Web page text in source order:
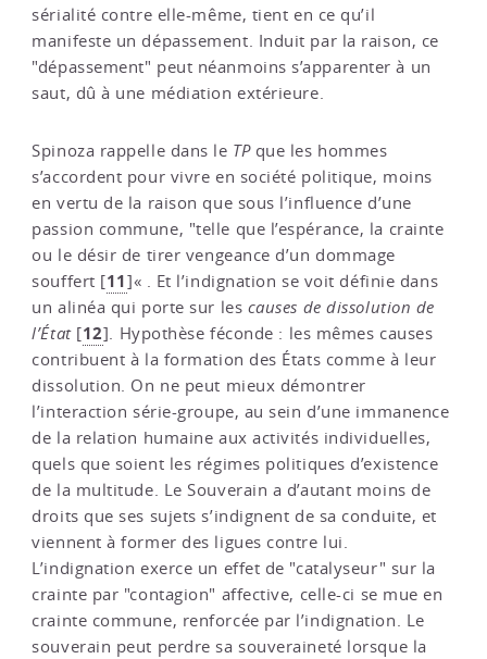
sérialité contre elle-même, tient en ce qu’il
manifeste un dépassement. Induit par la raison, ce
"dépassement" peut néanmoins s’apparenter à un
saut, dû à une médiation extérieure.
Spinoza rappelle dans le TPque les hommes
s’accordent pour vivre en société politique, moins
en vertu de la raison que sous l’influence d’une
passion commune, "telle que l’espérance, la crainte
ou le désir de tirer vengeance d’un dommage
souffert [11]« . Et l’indignation se voit définie dans
un alinéa qui porte sur les causes de dissolution de
l’État[12]. Hypothèse féconde : les mêmes causes
contribuent à la formation des États comme à leur
dissolution. On ne peut mieux démontrer
l’interaction série-groupe, au sein d’une immanence
de la relation humaine aux activités individuelles,
quels que soient les régimes politiques d’existence
de la multitude. Le Souverain a d’autant moins de
droits que ses sujets s’indignent de sa conduite, et
viennent à former des ligues contre lui.
L’indignation exerce un effet de "catalyseur" sur la
crainte par "contagion" affective, celle-ci se mue en
crainte commune, renforcée par l’indignation. Le
souverain peut perdre sa souveraineté lorsque la